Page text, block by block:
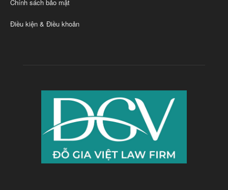
Chính sách bảo mật
Điều kiện & Điều khoản